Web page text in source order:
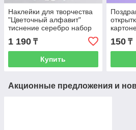
Наклейки для творчества
"Цветочный алфавит"
тиснение серебро набор
33 шт 9х7х0,8 см 9498061
1 190 ₸
Купить
см
150₸
Акционные предложения и